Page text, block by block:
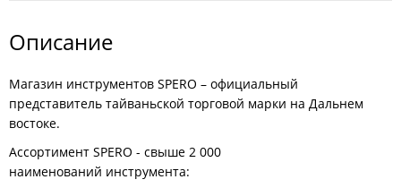
Описание
Магазин инструментов SPERO – официальный
представитель тайваньской торговой марки на Дальнем
востоке.
Ассортимент SPERO - свыше 2 000
наименований инструмента: